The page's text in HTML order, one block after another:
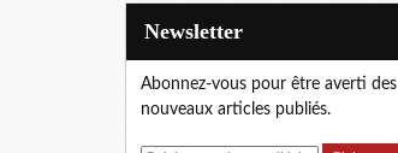
Newsletter
Abonnez-vous pour être averti des
nouveaux articles publiés.